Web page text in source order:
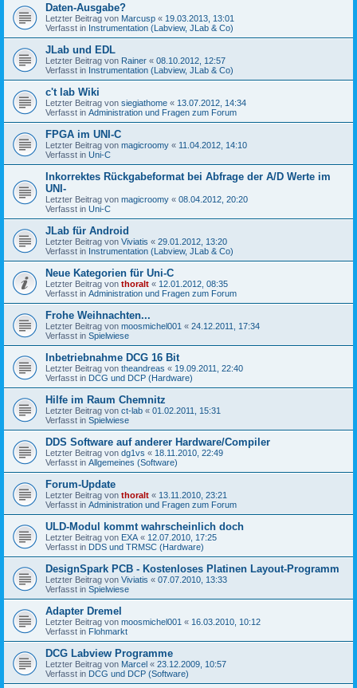
Daten-Ausgabe?
Letzter Beitrag von Marcusp « 19.03.2013, 13:01
Verfasst in Instrumentation (Labview, JLab & Co)
JLab und EDL
Letzter Beitrag von Rainer « 08.10.2012, 12:57
Verfasst in Instrumentation (Labview, JLab & Co)
c't lab Wiki
Letzter Beitrag von siegiathome « 13.07.2012, 14:34
Verfasst in Administration und Fragen zum Forum
FPGA im UNI-C
Letzter Beitrag von magicroomy « 11.04.2012, 14:10
Verfasst in Uni-C
Inkorrektes Rückgabeformat bei Abfrage der A/D Werte im
UNI-
Letzter Beitrag von magicroomy « 08.04.2012, 20:20
Verfasst in Uni-C
JLab für Android
Letzter Beitrag von Viviatis « 29.01.2012, 13:20
Verfasst in Instrumentation (Labview, JLab & Co)
Neue Kategorien für Uni-C
Letzter Beitrag von thoralt « 12.01.2012, 08:35
Verfasst in Administration und Fragen zum Forum
Frohe Weihnachten...
Letzter Beitrag von moosmichel001 « 24.12.2011, 17:34
Verfasst in Spielwiese
Inbetriebnahme DCG 16 Bit
Letzter Beitrag von theandreas « 19.09.2011, 22:40
Verfasst in DCG und DCP (Hardware)
Hilfe im Raum Chemnitz
Letzter Beitrag von ct-lab « 01.02.2011, 15:31
Verfasst in Spielwiese
DDS Software auf anderer Hardware/Compiler
Letzter Beitrag von dg1vs « 18.11.2010, 22:49
Verfasst in Allgemeines (Software)
Forum-Update
Letzter Beitrag von thoralt « 13.11.2010, 23:21
Verfasst in Administration und Fragen zum Forum
ULD-Modul kommt wahrscheinlich doch
Letzter Beitrag von EXA « 12.07.2010, 17:25
Verfasst in DDS und TRMSC (Hardware)
DesignSpark PCB - Kostenloses Platinen Layout-Programm
Letzter Beitrag von Viviatis « 07.07.2010, 13:33
Verfasst in Spielwiese
Adapter Dremel
Letzter Beitrag von moosmichel001 « 16.03.2010, 10:12
Verfasst in Flohmarkt
DCG Labview Programme
Letzter Beitrag von Marcel « 23.12.2009, 10:57
Verfasst in DCG und DCP (Software)